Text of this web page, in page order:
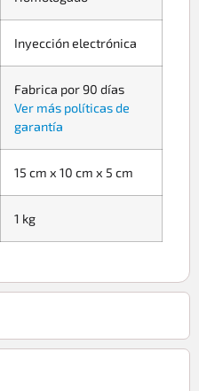
Inyección electrónica
Fabrica por 90 días
Ver más políticas de
garantía
15 cm x 10 cm x 5 cm
1 kg